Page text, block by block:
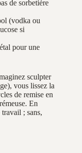
de sorbetière
(vodka ou
si
pour une
sculpter
vous lissez la
de remise en
En
; sans,